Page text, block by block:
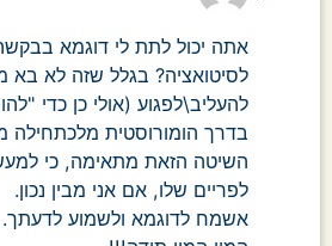
אתה יכול לתת לי דוגמא
לסיטואציה? בגלל שזה לא בא
להעליב\לפגוע (אולי כן כדי
בדרך הומורוסטית מלכתחילה
השיטה הזאת מתאימה, כי
לפריים שלו, אם אני מבין נכון.
אשמח לדוגמא ולשמוע לדעתך.